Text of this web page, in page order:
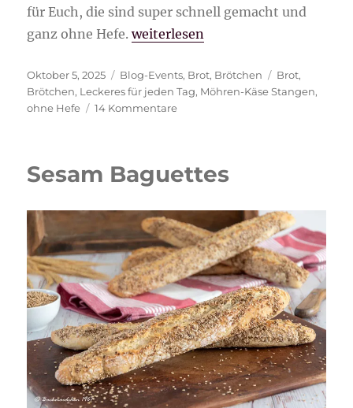
für Euch, die sind super schnell gemacht und
ganz ohne Hefe.„Möhren-Käse-Stangen“
weiterlesen
Veröffentlicht
am
Oktober 5, 2025 Kategorien
Blog-Events, Brot, Brötchen Schlagwörter
Brot,
Brötchen, Leckeres für jeden Tag, Möhren-Käse Stangen,
ohne Hefe
14 Kommentarezu
Sesam Baguettes